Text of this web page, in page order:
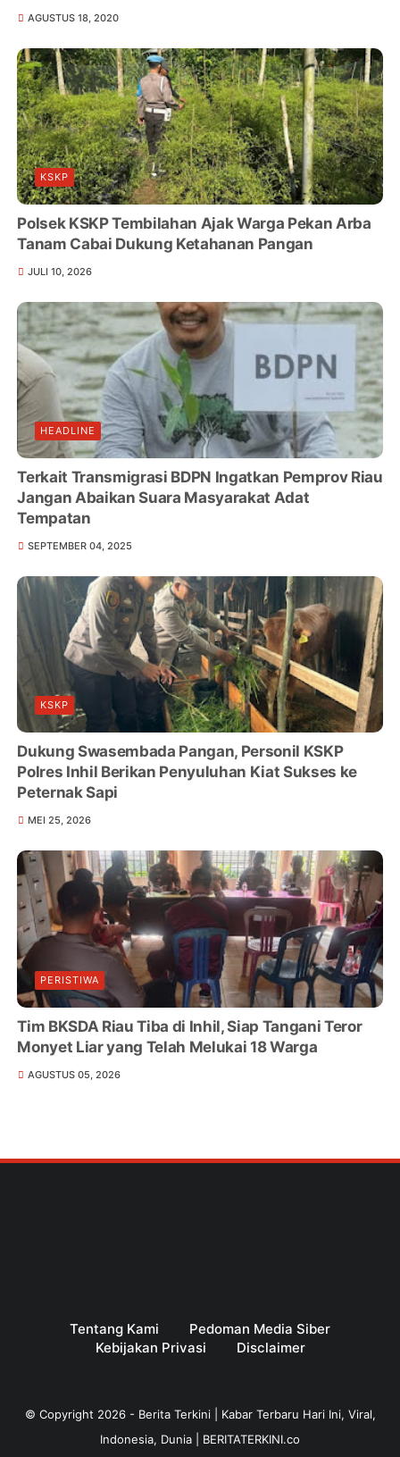
AGUSTUS 18, 2020
KSKP
Polsek KSKP Tembilahan Ajak Warga Pekan Arba
Tanam Cabai Dukung Ketahanan Pangan
JULI 10, 2026
HEADLINE
Terkait Transmigrasi BDPN Ingatkan Pemprov Riau
Jangan Abaikan Suara Masyarakat Adat
Tempatan
SEPTEMBER 04, 2025
KSKP
Dukung Swasembada Pangan, Personil KSKP
Polres Inhil Berikan Penyuluhan Kiat Sukses ke
Peternak Sapi
MEI 25, 2026
PERISTIWA
Tim BKSDA Riau Tiba di Inhil, Siap Tangani Teror
Monyet Liar yang Telah Melukai 18 Warga
AGUSTUS 05, 2026
Tentang Kami
Pedoman Media Siber
Kebijakan Privasi
Disclaimer
© Copyright 2026- Berita Terkini | Kabar Terbaru Hari Ini, Viral,
Indonesia, Dunia | BERITATERKINI.co